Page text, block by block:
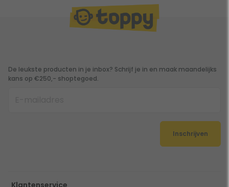
De leukste producten in je inbox? Schrijf je in en maak maandelijks
kans op €250,- shoptegoed.
Inschrijven
Klantenservice